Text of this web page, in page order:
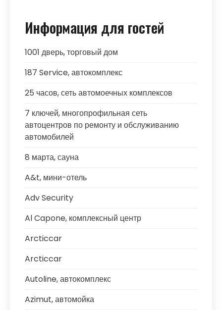
Информация для гостей
1001 дверь, торговый дом
187 Service, автокомплекс
25 часов, сеть автомоечных комплексов
7 ключей, многопрофильная сеть
автоцентров по ремонту и обслуживанию
автомобилей
8 марта, сауна
A&t, мини-отель
Adv Security
Al Capone, комплексный центр
Arcticcar
Arcticcar
Autoline, автокомплекс
Azimut, автомойка